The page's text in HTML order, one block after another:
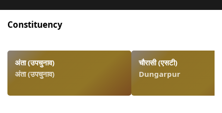
Constituency
अंता (उपचुनाव)
अंता (उपचुनाव)
चौरासी (एसटी)
Dungarpur